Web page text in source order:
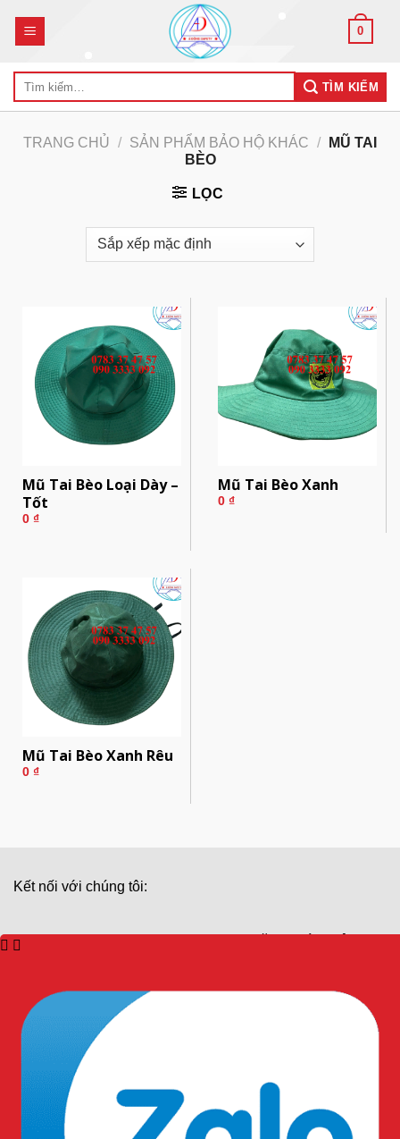
0
TÌM KIẾM
TRANG CHỦ / SẢN PHẨM BẢO HỘ KHÁC /
MŨ TAI
BÈO
LỌC
Mũ Tai Bèo Loại Dày –
Tốt
0 ₫
Mũ Tai Bèo Xanh
0 ₫
Mũ Tai Bèo Xanh Rêu
0 ₫
Kết nối với chúng tôi: